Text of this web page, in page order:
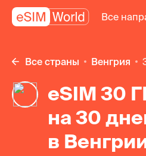
Все
Все страны Венгрия
eSIM 30
на 30
в